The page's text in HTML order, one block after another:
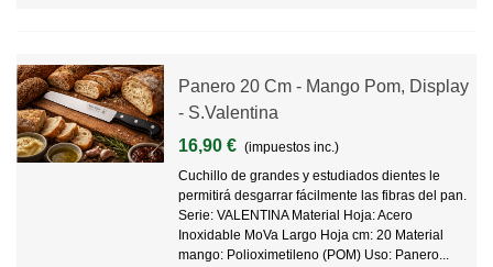
Panero 20 Cm - Mango Pom, Display
- S.Valentina
16,90 € (impuestos inc.)
Cuchillo de grandes y estudiados dientes le
permitirá desgarrar fácilmente las fibras del pan.
Serie: VALENTINA Material Hoja: Acero
Inoxidable MoVa Largo Hoja cm: 20 Material
mango: Polioximetileno (POM) Uso: Panero...